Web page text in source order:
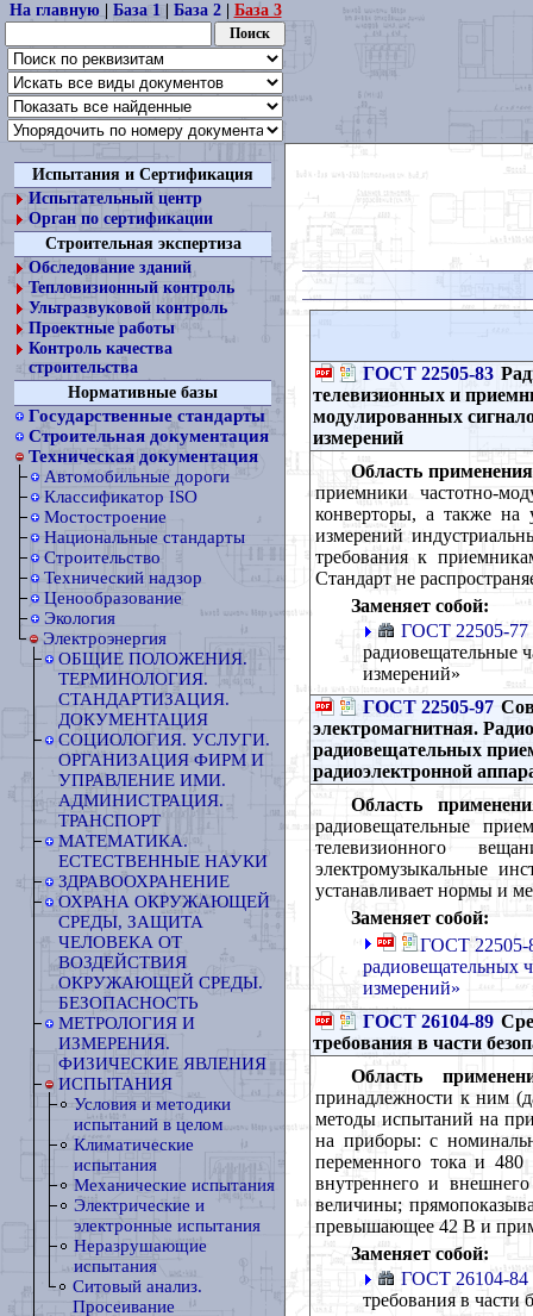
На главную| База 1| База 2| База 3
Испытания и Сертификация
Испытательный центр
Орган по сертификации
Строительная экспертиза
Обследование зданий
Тепловизионный контроль
Ультразвуковой контроль
Проектные работы
Контроль качества
строительства
Нормативные базы
Государственные стандарты
Строительная документация
Техническая документация
Автомобильные дороги
Классификатор ISO
Мостостроение
Национальные стандарты
Строительство
Технический надзор
Ценообразование
Экология
Электроэнергия
ОБЩИЕ ПОЛОЖЕНИЯ.
ТЕРМИНОЛОГИЯ.
СТАНДАРТИЗАЦИЯ.
ДОКУМЕНТАЦИЯ
СОЦИОЛОГИЯ. УСЛУГИ.
ОРГАНИЗАЦИЯ ФИРМ И
УПРАВЛЕНИЕ ИМИ.
АДМИНИСТРАЦИЯ.
ТРАНСПОРТ
МАТЕМАТИКА.
ЕСТЕСТВЕННЫЕ НАУКИ
ЗДРАВООХРАНЕНИЕ
ОХРАНА ОКРУЖАЮЩЕЙ
СРЕДЫ, ЗАЩИТА
ЧЕЛОВЕКА ОТ
ВОЗДЕЙСТВИЯ
ОКРУЖАЮЩЕЙ СРЕДЫ.
БЕЗОПАСНОСТЬ
МЕТРОЛОГИЯ И
ИЗМЕРЕНИЯ.
ФИЗИЧЕСКИЕ ЯВЛЕНИЯ
ИСПЫТАНИЯ
Условия и методики
испытаний в целом
Климатические
испытания
Механические испытания
Электрические и
электронные испытания
Неразрушающие
испытания
Ситовый анализ.
Просеивание
ГОСТ 22505-83
телевизионных и
модулированных
измерений
Область
приемники частотно-
конверторы, а также на
измерений
требования к
Стандарт не
Заменяет собой:
ГОСТ 22505-77
радиовещательные
измерений»
ГОСТ 22505-97
электромагнитная.
радиовещательных
радиоэлектронной
Область
радиовещательные
телевизионного
электромузыкальные
устанавливает нормы и
Заменяет собой:
ГОСТ 22505-
радиовещательных
измерений»
ГОСТ 26104-89
требования в части
Область
принадлежности к ним
методы испытаний на
на приборы: с
переменного тока и
внутреннего и
величины;
превышающее 42 В и
Заменяет собой:
ГОСТ 26104-84
требования в